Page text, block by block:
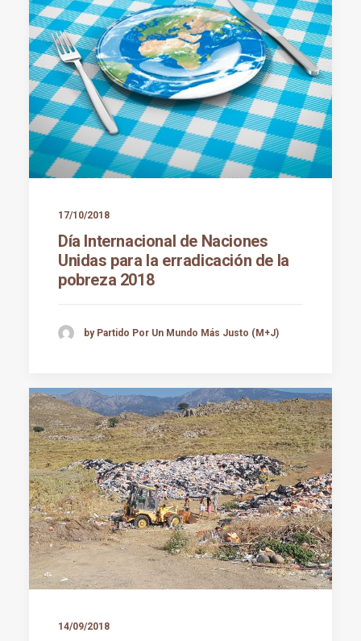
17/10/2018
Día Internacional de Naciones
Unidas para la erradicación de la
pobreza 2018
by Partido Por Un Mundo Más Justo (M+J)
14/09/2018